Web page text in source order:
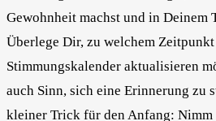
Gewohnheit machst und in Deinem
Überlege Dir, zu welchem
Stimmungskalender aktualisieren
auch Sinn, sich eine Erinnerung zu
kleiner Trick für den Anfang: